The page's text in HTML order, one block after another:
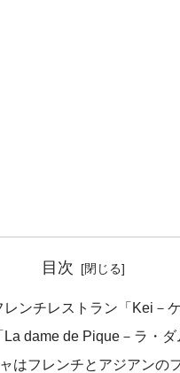
目次
ンチレストラン「Kei－ケ
dame de Pique－ラ・ダ
はフレンチとアジアンの